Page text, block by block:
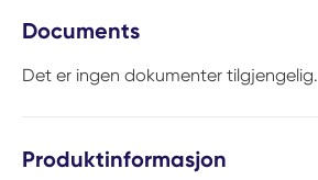
Documents
Det er ingen dokumenter tilgjengelig.
Produktinformasjon